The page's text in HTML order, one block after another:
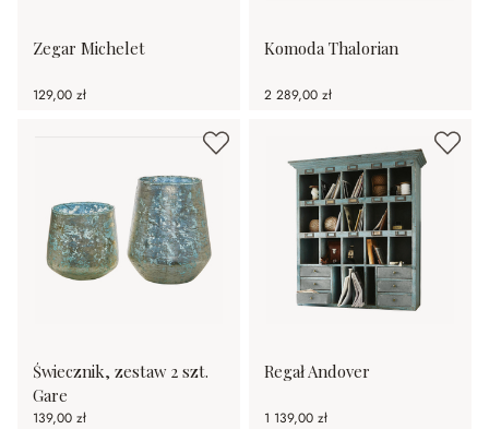
Zegar Michelet
129,00 zł
Komoda Thalorian
2 289,00 zł
Świecznik, zestaw 2 szt.
Gare
139,00 zł
Regał Andover
1 139,00 zł